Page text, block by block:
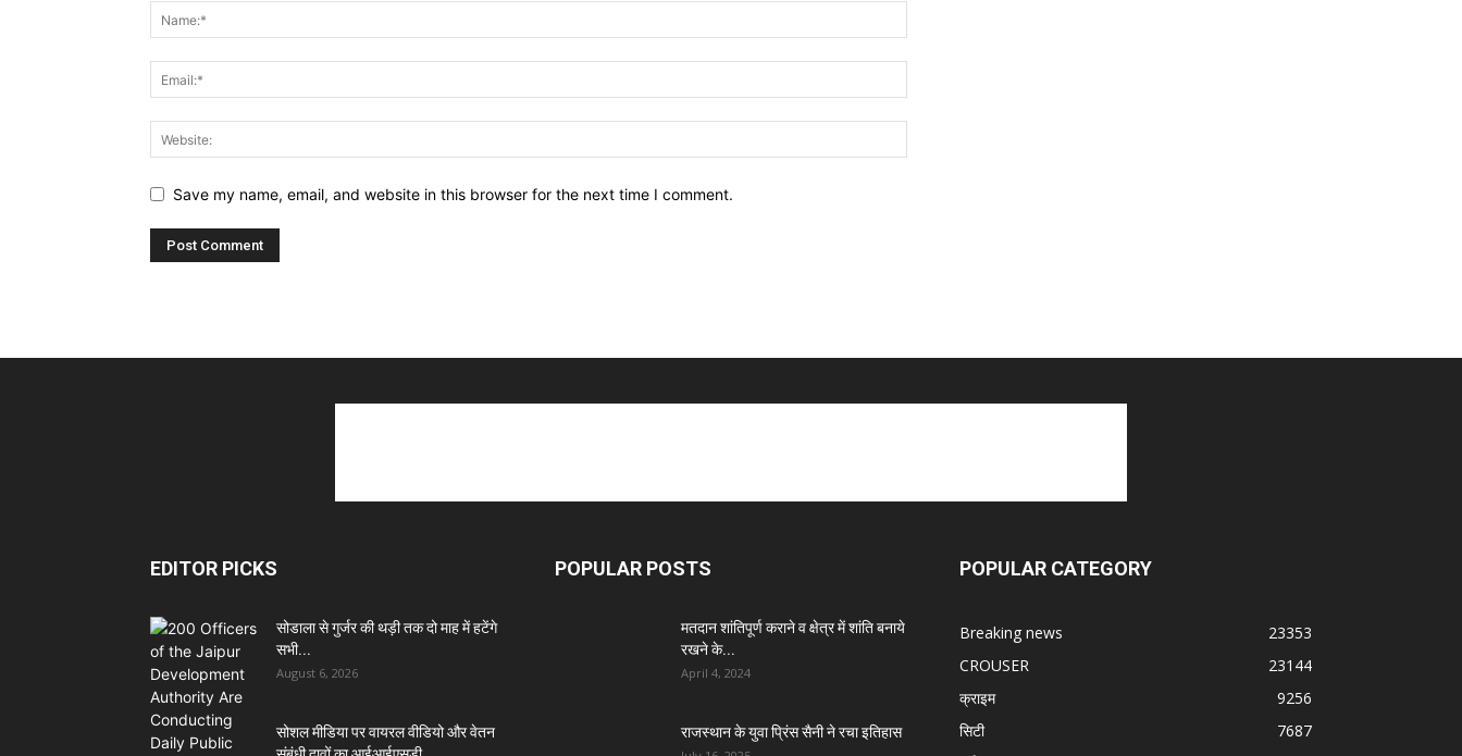
Save my name, email, and website in this browser for the next time I comment.
EDITOR PICKS
सोडाला से गुर्जर की थड़ी तक दो माह में हटेंगे
सभी...
August 6, 2026
सोशल मीडिया पर वायरल वीडियो और वेतन
POPULAR POSTS
मतदान शांतिपूर्ण कराने व क्षेत्र में शांति बनाये
रखने के...
April 4, 2024
राजस्थान के युवा प्रिंस सैनी ने रचा इतिहास
POPULAR CATEGORY
Breaking news
23353
CROUSER
23144
क्राइम
9256
सिटी
7687